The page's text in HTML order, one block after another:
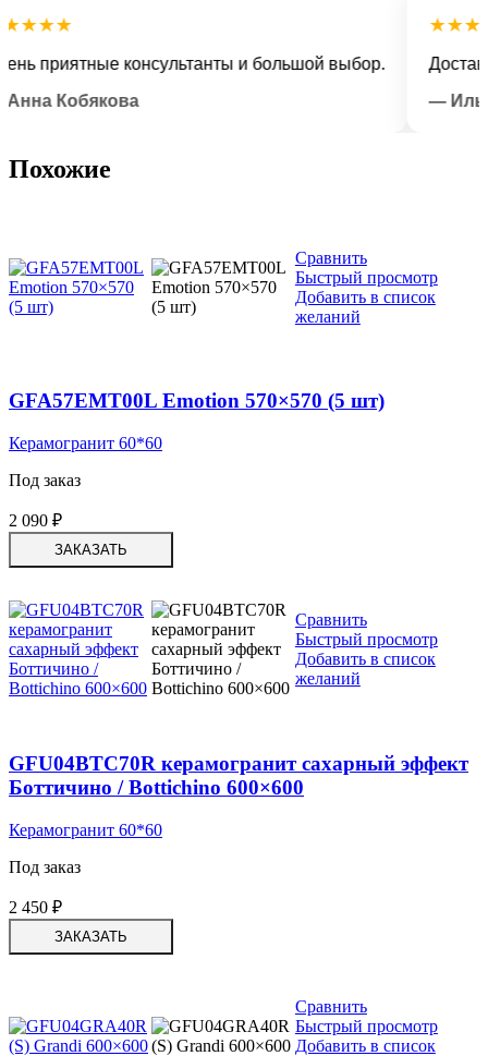
приятные консультанты и большой выбор.
Кобякова
★★★★★
Доставка
— Илья
Похожие
Сравнить
Быстрый просмотр
Добавить в список
желаний
GFA57EMT00L Emotion 570×570 (5 шт)
Керамогранит 60*60
Под заказ
2 090 ₽
ЗАКАЗАТЬ
Сравнить
Быстрый просмотр
Добавить в список
желаний
GFU04BTC70R керамогранит сахарный эффект
Боттичино / Bottichino 600×600
Керамогранит 60*60
Под заказ
2 450 ₽
ЗАКАЗАТЬ
Сравнить
Быстрый просмотр
Добавить в список